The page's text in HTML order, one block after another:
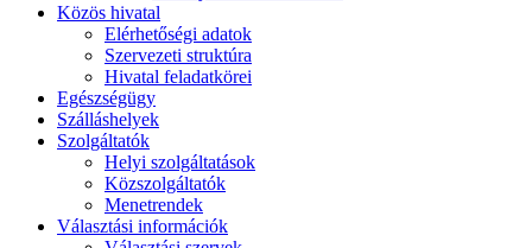
Közös hivatal
Elérhetőségi adatok
Szervezeti struktúra
Hivatal feladatkörei
Egészségügy
Szálláshelyek
Szolgáltatók
Helyi szolgáltatások
Közszolgáltatók
Menetrendek
Választási információk